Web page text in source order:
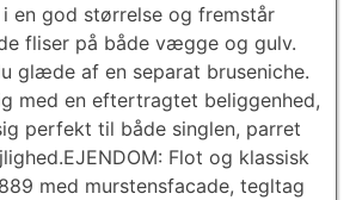
en god størrelse og fremstår
fliser på både vægge og gulv.
glæde af en separat bruseniche.
med en eftertragtet beliggenhed,
perfekt til både singlen, parret
Flot og klassisk
med murstensfacade, tegltag